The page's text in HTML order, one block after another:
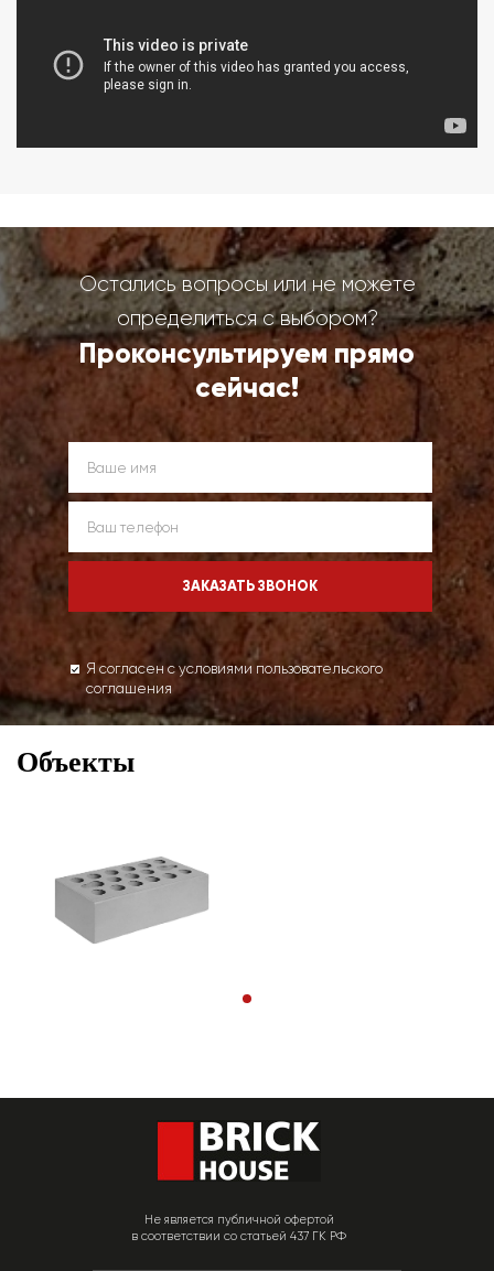
Остались вопросы или не можете
определиться с выбором?
Проконсультируем прямо
сейчас!
Я согласен с условиями пользовательского
соглашения
Объекты
Не является публичной офертой
в соответствии со статьей 437 ГК РФ